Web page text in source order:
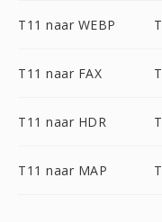
T11 naar WEBP
T11 naar FAX
T11 naar HDR
T11 naar MAP